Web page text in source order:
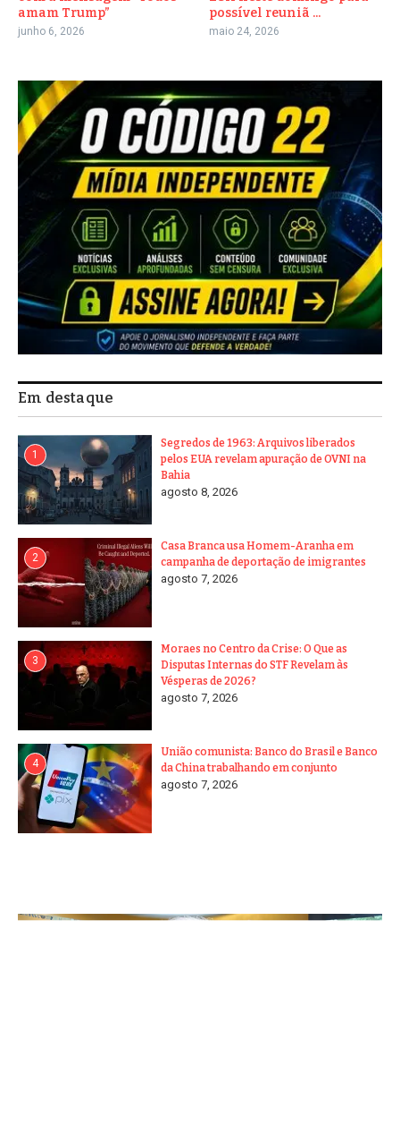
amam Trump”
junho 6, 2026
possível reuniã ...
maio 24, 2026
Em destaque
1
Segredos de 1963: Arquivos liberados
pelos EUA revelam apuração de OVNI na
Bahia
agosto 8, 2026
2
Casa Branca usa Homem-Aranha em
campanha de deportação de imigrantes
agosto 7, 2026
3
Moraes no Centro da Crise: O Que as
Disputas Internas do STF Revelam às
Vésperas de 2026?
agosto 7, 2026
4
União comunista: Banco do Brasil e Banco
da China trabalhando em conjunto
agosto 7, 2026